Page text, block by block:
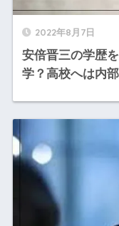
2022年8月7日
安倍晋三の学歴
学？高校へは内部